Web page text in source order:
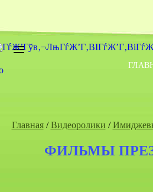
Главная/Видеоролики /
ФИЛЬМЫ